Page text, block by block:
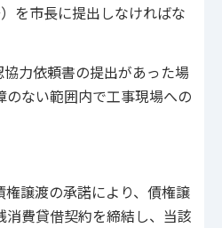
を市長に提出しなければな
力依頼書の提出があった場
ない範囲内で工事現場への
譲渡の承諾により、債権譲
費貸借契約を締結し、当該